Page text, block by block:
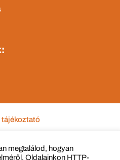
megtalálod, hogyan
Oldalainkon HTTP-